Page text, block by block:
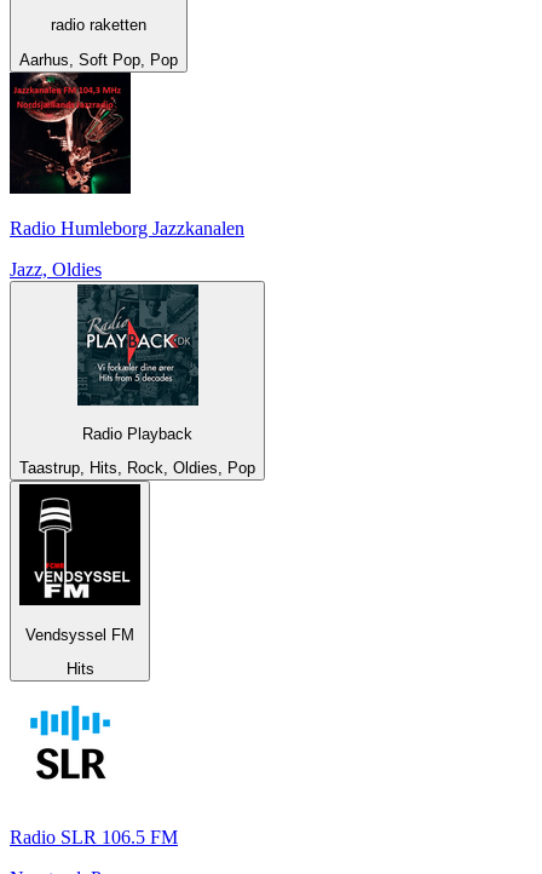
radio raketten
Aarhus, Soft Pop, Pop
Radio Humleborg Jazzkanalen
Jazz, Oldies
Radio Playback
Taastrup, Hits, Rock, Oldies, Pop
Vendsyssel FM
Hits
Radio SLR 106.5 FM